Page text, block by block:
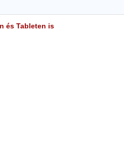
és Tableten is